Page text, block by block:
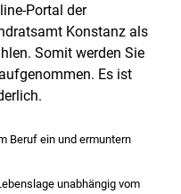
Portal der
Konstanz als
Somit werden Sie
Es ist
Beruf ein und ermuntern
unabhängig vom